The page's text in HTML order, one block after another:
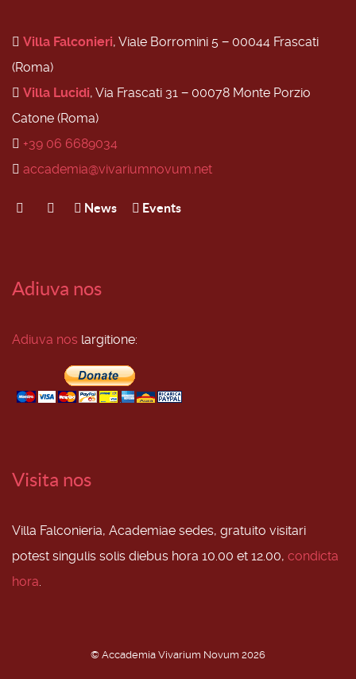
Villa Falconieri, Viale Borromini 5 − 00044 Frascati
(Roma)
Villa Lucidi, Via Frascati 31 − 00078 Monte Porzio
Catone (Roma)
+39 06 6689034
accademia@vivariumnovum.net
News Events
Adiuva nos
Adiuva nos largitione:
Visita nos
Villa Falconieria, Academiae sedes, gratuito visitari
potest singulis solis diebus hora 10.00 et 12.00, condicta
hora
© Accademia Vivarium Novum 2026